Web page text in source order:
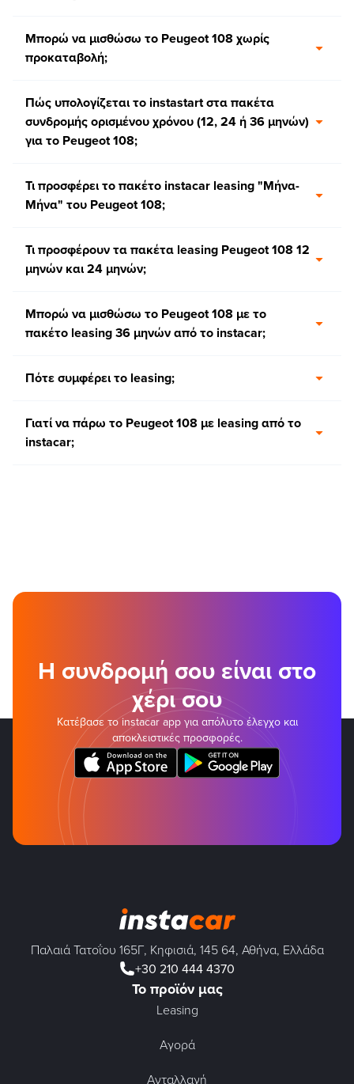
Μπορώ να μισθώσω το Peugeot 108 χωρίς
προκαταβολή;
Πώς υπολογίζεται το instastart στα πακέτα
συνδρομής ορισμένου χρόνου (12, 24 ή 36 μηνών)
για το Peugeot 108;
Τι προσφέρει το πακέτο instacar leasing "Μήνα-
Μήνα" του Peugeot 108;
Τι προσφέρουν τα πακέτα leasing Peugeot 108 12
μηνών και 24 μηνών;
Μπορώ να μισθώσω το Peugeot 108 με το
πακέτο leasing 36 μηνών από το instacar;
Πότε συμφέρει το leasing;
Γιατί να πάρω το Peugeot 108 με leasing από το
instacar;
Η συνδρομή σου είναι στο
χέρι σου
Κατέβασε το instacar app για απόλυτο έλεγχο και
αποκλειστικές προσφορές.
Παλαιά Τατοΐου 165Γ, Κηφισιά, 145 64, Αθήνα, Ελλάδα
+30 210 444 4370
Το προϊόν μας
Leasing
Αγορά
Ανταλλαγή